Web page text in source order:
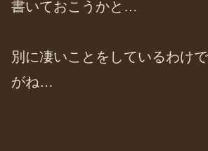
書いておこうかと…
別に凄いことをしているわけ
がね…